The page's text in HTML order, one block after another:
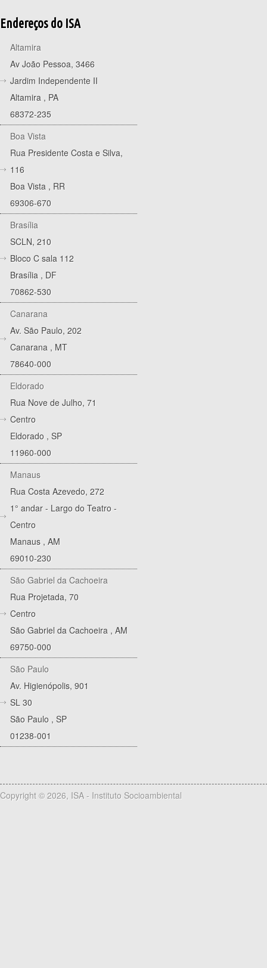
Endereços do ISA
Altamira
Av João Pessoa, 3466
Jardim Independente II
Altamira , PA
68372-235
Boa Vista
Rua Presidente Costa e Silva,
116
Boa Vista , RR
69306-670
Brasília
SCLN, 210
Bloco C sala 112
Brasília , DF
70862-530
Canarana
Av. São Paulo, 202
Canarana , MT
78640-000
Eldorado
Rua Nove de Julho, 71
Centro
Eldorado , SP
11960-000
Manaus
Rua Costa Azevedo, 272
1° andar - Largo do Teatro -
Centro
Manaus , AM
69010-230
São Gabriel da Cachoeira
Rua Projetada, 70
Centro
São Gabriel da Cachoeira , AM
69750-000
São Paulo
Av. Higienópolis, 901
SL 30
São Paulo , SP
01238-001
Copyright © 2026, ISA - Instituto Socioambiental